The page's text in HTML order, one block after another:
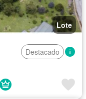
Lote
Destacado